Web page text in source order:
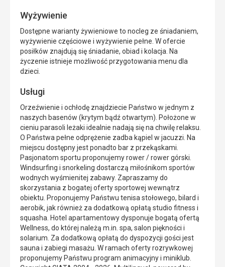
Wyżywienie
Dostępne warianty żywieniowe to nocleg ze śniadaniem,
wyżywienie częściowe i wyżywienie pełne. W ofercie
posiłków znajdują się śniadanie, obiad i kolacja. Na
życzenie istnieje możliwość przygotowania menu dla
dzieci.
Usługi
Orzeźwienie i ochłodę znajdziecie Państwo w jednym z
naszych basenów (krytym bądź otwartym). Położone w
cieniu parasoli leżaki idealnie nadają się na chwilę relaksu.
O Państwa pełne odprężenie zadba kąpiel w jacuzzi. Na
miejscu dostępny jest ponadto bar z przekąskami.
Pasjonatom sportu proponujemy rower / rower górski.
Windsurfing i snorkeling dostarczą miłośnikom sportów
wodnych wyśmienitej zabawy. Zapraszamy do
skorzystania z bogatej oferty sportowej wewnątrz
obiektu. Proponujemy Państwu tenisa stołowego, bilard i
aerobik, jak również za dodatkową opłatą studio fitness i
squasha. Hotel apartamentowy dysponuje bogatą ofertą
Wellness, do której należą m.in. spa, salon piękności i
solarium. Za dodatkową opłatą do dyspozycji gości jest
sauna i zabiegi masażu. W ramach oferty rozrywkowej
proponujemy Państwu program animacyjny i miniklub.